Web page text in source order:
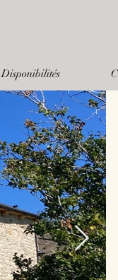
Disponibilités